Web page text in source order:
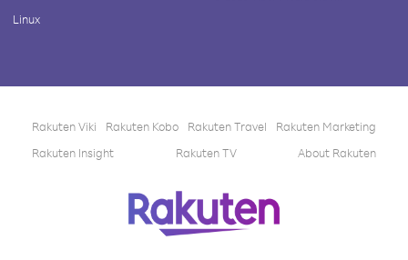
Linux
Rakuten Viki Rakuten Kobo Rakuten Travel
Rakuten Marketing
Rakuten Insight
Rakuten TV About Rakuten